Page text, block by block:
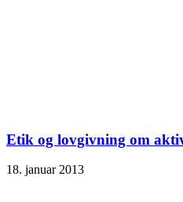
Etik og lovgivning om
18. januar 2013